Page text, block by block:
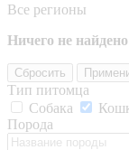
Все регионы
Ничего не найдено
Сбросить
Тип питомца
Собака
Порода